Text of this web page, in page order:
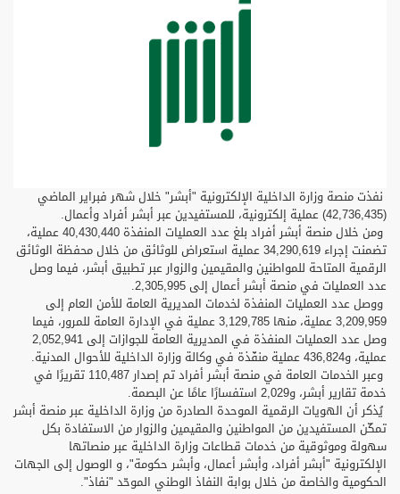
نفذت منصة وزارة الداخلية الإلكترونية "أبشر" خلال شهر فبراير الماضي
(42,736,435) عملية إلكترونية، للمستفيدين عبر أبشر أفراد وأعمال.
ومن خلال منصة أبشر أفراد بلغ عدد العمليات المنفذة 40,430,440 عملية،
تضمنت إجراء 34,290,619 عملية استعراض للوثائق من خلال محفظة الوثائق
الرقمية المتاحة للمواطنين والمقيمين والزوار عبر تطبيق أبشر، فيما وصل
عدد العمليات في منصة أبشر أعمال إلى 2,305,995.
ووصل عدد العمليات المنفذة لخدمات المديرية العامة للأمن العام إلى
3,209,959 عملية، منها 3,129,785 عملية في الإدارة العامة للمرور، فيما
وصل عدد العمليات المنفذة في المديرية العامة للجوازات إلى 2,052,941
عملية، و436,824 عملية منفّذة في وكالة وزارة الداخلية للأحوال المدنية.
وعبر الخدمات العامة في منصة أبشر أفراد تم إصدار 110,487 تقريرًا في
خدمة تقارير أبشر، و2,029 استفسارًا عامًا عن البصمة.
يُذكر أن الهويات الرقمية الموحدة الصادرة من وزارة الداخلية عبر منصة أبشر
تمكّن المستفيدين من المواطنين والمقيمين والزوار من الاستفادة بكل
سهولة وموثوقية من خدمات قطاعات وزارة الداخلية عبر منصاتها
الإلكترونية "أبشر أفراد، وأبشر أعمال، وأبشر حكومة"، و الوصول إلى الجهات
الحكومية والخاصة من خلال بوابة النفاذ الوطني الموحّد "نفاذ".